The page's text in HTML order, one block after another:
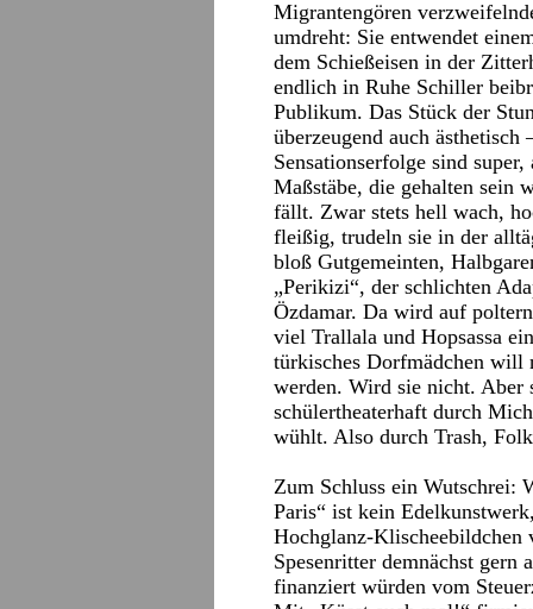
Migrantengören
umdreht: Sie entwendet
dem Schießeisen in der
endlich in Ruhe Schiller
Publikum. Das Stück der
überzeugend auch
Sensationserfolge sind
Maßstäbe, die gehalten sein
fällt. Zwar stets hell wach,
fleißig, trudeln sie in der
bloß Gutgemeinten,
„Perikizi“, der schlichten
Özdamar. Da wird auf
viel Trallala und Hopsassa
türkisches Dorfmädchen will
werden. Wird sie nicht.
schülertheaterhaft durch
wühlt. Also durch Trash,
Zum Schluss ein Wutschrei:
Paris“ ist kein
Hochglanz-Klischeebildchen
Spesenritter demnächst
finanziert würden vom